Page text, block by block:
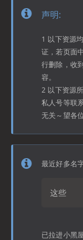
声明:
1 以下资源
证，若页面
行删除，收
容。
2 以下资源
私人号等联
无关～望各
最近好多名
这些
已拉进小黑